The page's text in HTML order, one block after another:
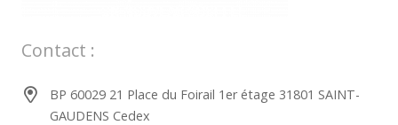
Contact :
BP 60029 21 Place du Foirail 1er étage 31801 SAINT-
GAUDENS Cedex